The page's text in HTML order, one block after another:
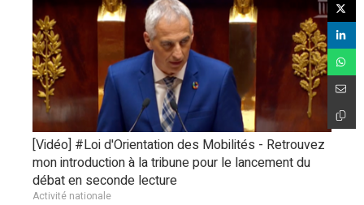
[Vidéo] #Loi d'Orientation des Mobilités - Retrouvez
mon introduction à la tribune pour le lancement du
débat en seconde lecture
Activité nationale